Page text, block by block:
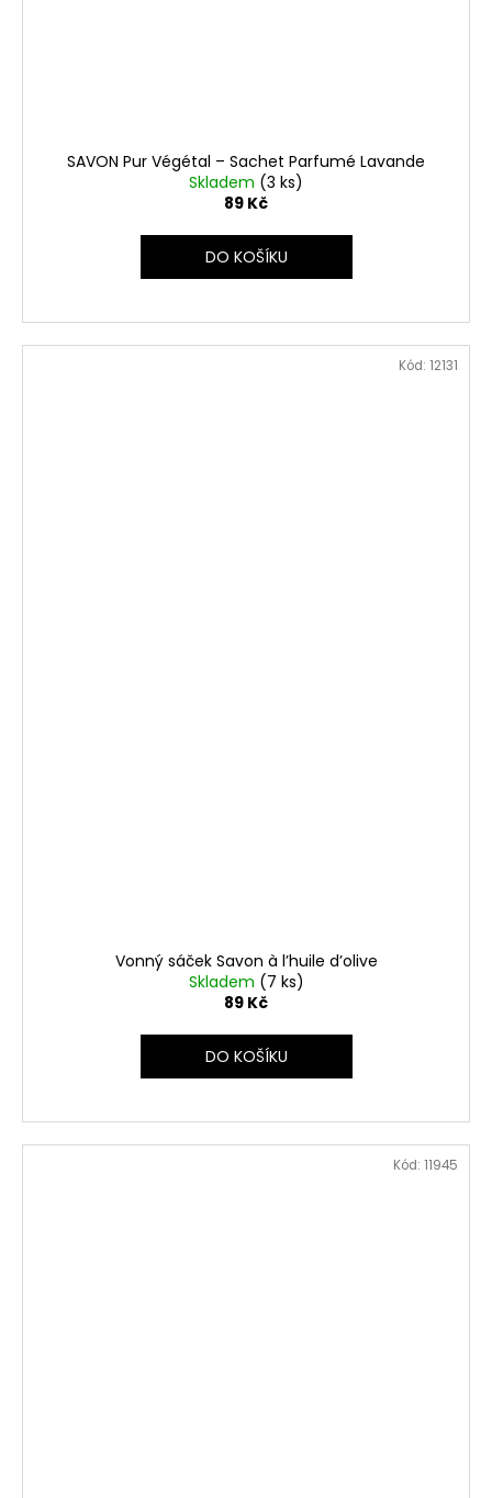
SAVON Pur Végétal – Sachet Parfumé Lavande
Skladem (3 ks)
89 Kč
DO KOŠÍKU
Vonný sáček Savon à l’huile d’olive
Skladem (7 ks)
89 Kč
DO KOŠÍKU
Kód: 12131
Kód: 11945